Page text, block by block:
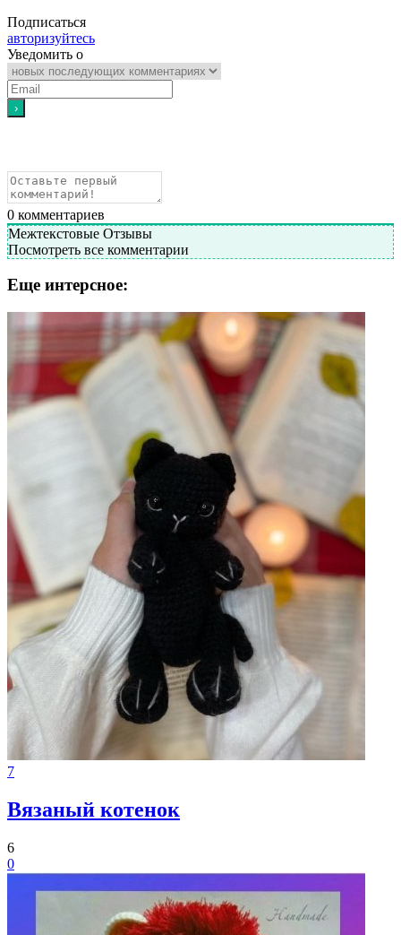
Подписаться
авторизуйтесь
Уведомить о
0 комментариев
Межтекстовые Отзывы
Посмотреть все комментарии
Еще интерсное:
7
Вязаный котенок
6
0